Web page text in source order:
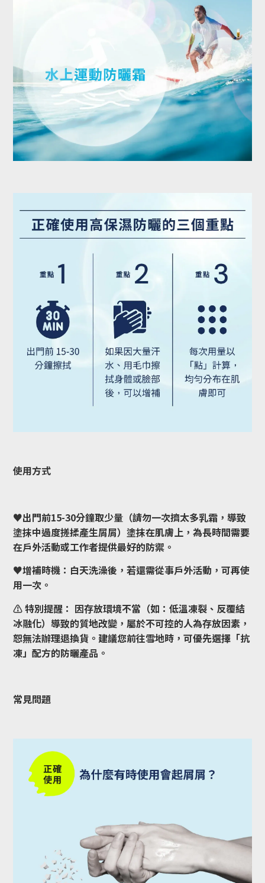
使用方式
♥出門前15-30分鐘取少量（請勿一次擠太多乳霜，導致
塗抹中過度搓揉產生屑屑）塗抹在肌膚上，為長時間需要
在戶外活動或工作者提供最好的防禦。
♥增補時機：白天洗澡後，若還需從事戶外活動，可再使
用一次。
⚠️ 特別提醒： 因存放環境不當（如：低溫凍裂、反覆結
冰融化）導致的質地改變，屬於不可控的人為存放因素，
恕無法辦理退換貨。建議您前往雪地時，可優先選擇「抗
凍」配方的防曬產品。
常見問題